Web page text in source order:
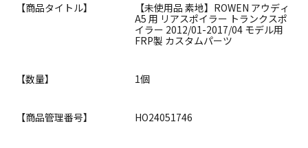
【商品タイトル】
【未使用品 素地】ROWEN アウディ
A5 用 リアスポイラー トランクスポ
イラー 2012/01-2017/04 モデル用
FRP製 カスタムパーツ
【数量】 1個
【商品管理番号】 HO24051746